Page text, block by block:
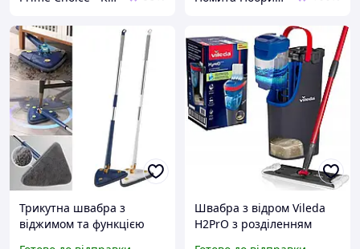
Трикутна швабра з
віджимом та функцією
Швабра з відром Vileda
H2PrO з розділенням